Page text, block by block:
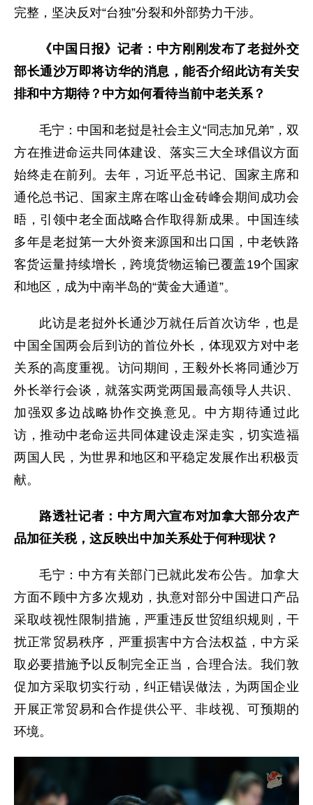
完整，坚决反对“台独”分裂和外部势力干涉。
《中国日报》记者：中方刚刚发布了老挝外交
部长通沙万即将访华的消息，能否介绍此访有关安
排和中方期待？中方如何看待当前中老关系？
毛宁：中国和老挝是社会主义“同志加兄弟”，双
方在推进命运共同体建设、落实三大全球倡议方面
始终走在前列。去年，习近平总书记、国家主席和
通伦总书记、国家主席在喀山金砖峰会期间成功会
晤，引领中老全面战略合作取得新成果。中国连续
多年是老挝第一大外资来源国和出口国，中老铁路
客货运量持续增长，跨境货物运输已覆盖19个国家
和地区，成为中南半岛的“黄金大通道”。
此访是老挝外长通沙万就任后首次访华，也是
中国全国两会后到访的首位外长，体现双方对中老
关系的高度重视。访问期间，王毅外长将同通沙万
外长举行会谈，就落实两党两国最高领导人共识、
加强双多边战略协作交换意见。中方期待通过此
访，推动中老命运共同体建设走深走实，切实造福
两国人民，为世界和地区和平稳定发展作出积极贡
献。
路透社记者：中方周六宣布对加拿大部分农产
品加征关税，这反映出中加关系处于何种现状？
毛宁：中方有关部门已就此发布公告。加拿大
方面不顾中方多次规劝，执意对部分中国进口产品
采取歧视性限制措施，严重违反世贸组织规则，干
扰正常贸易秩序，严重损害中方合法权益，中方采
取必要措施予以反制完全正当，合理合法。我们敦
促加方采取切实行动，纠正错误做法，为两国企业
开展正常贸易和合作提供公平、非歧视、可预期的
环境。